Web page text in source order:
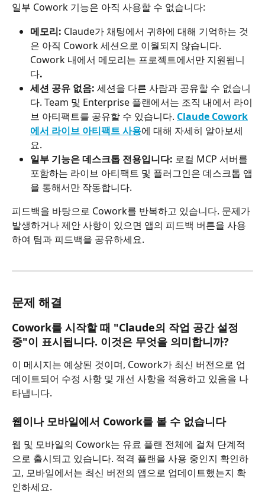
일부 Cowork 기능은 아직 사용할 수 없습니다:
메모리: Claude가 채팅에서 귀하에 대해 기억하는 것
은 아직 Cowork 세션으로 이월되지 않습니다.
Cowork 내에서 메모리는 프로젝트에서만 지원됩니
다.
세션 공유 없음: 세션을 다른 사람과 공유할 수 없습니
다. Team 및 Enterprise 플랜에서는 조직 내에서 라이
브 아티팩트를 공유할 수 있습니다. Claude Cowork
에서 라이브 아티팩트 사용에 대해 자세히 알아보세
요.
일부 기능은 데스크톱 전용입니다: 로컬 MCP 서버를
포함하는 라이브 아티팩트 및 플러그인은 데스크톱 앱
을 통해서만 작동합니다.
피드백을 바탕으로 Cowork를 반복하고 있습니다. 문제가
발생하거나 제안 사항이 있으면 앱의 피드백 버튼을 사용
하여 팀과 피드백을 공유하세요.
문제 해결
Cowork를 시작할 때 "Claude의 작업 공간 설정
중"이 표시됩니다. 이것은 무엇을 의미합니까?
이 메시지는 예상된 것이며, Cowork가 최신 버전으로 업
데이트되어 수정 사항 및 개선 사항을 적용하고 있음을 나
타냅니다.
웹이나 모바일에서 Cowork를 볼 수 없습니다
웹 및 모바일의 Cowork는 유료 플랜 전체에 걸쳐 단계적
으로 출시되고 있습니다. 적격 플랜을 사용 중인지 확인하
고, 모바일에서는 최신 버전의 앱으로 업데이트했는지 확
인하세요.